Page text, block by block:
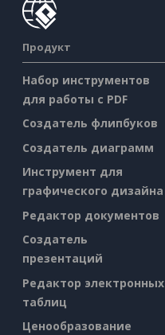
Продукт
Набор инструментов
для работы с PDF
Создатель флипбуков
Создатель диаграмм
Инструмент для
графического дизайна
Редактор документов
Создатель
презентаций
Редактор электронных
таблиц
Ценообразование